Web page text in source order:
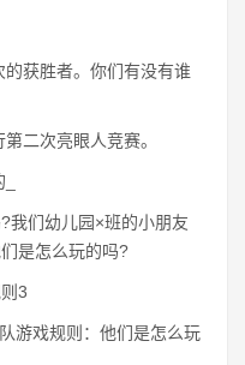
获胜者。你们有没有谁
二次亮眼人竞赛。
们幼儿园×班的小朋友
是怎么玩的吗?
3
戏规则：他们是怎么玩